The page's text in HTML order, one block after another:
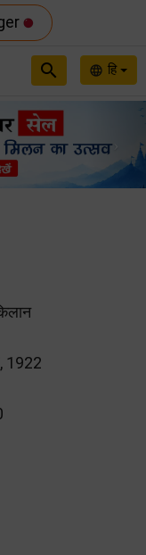
language हि
search
1922